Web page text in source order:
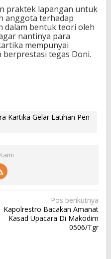
praktek lapangan untuk
anggota terhadap
dalam bentuk teo­ri oleh
nantinya para
mempunyai
berprestasi tegas Doni.
Kartika Gelar Latihan Pen
Pos berikutnya
Kapolrestro Bacakan Amanat
Kasad Upacara Di Makodim
0506/Tgr